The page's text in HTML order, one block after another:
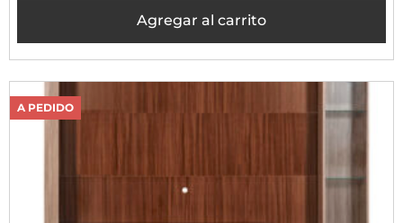
Agregar al carrito
A PEDIDO